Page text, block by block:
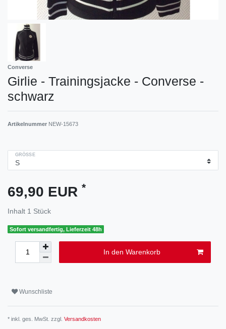
Converse
Girlie - Trainingsjacke - Converse -
schwarz
Artikelnummer NEW-15673
GRÖSSE
69,90 EUR *
Inhalt 1 Stück
Sofort versandfertig, Lieferzeit 48h
In den Warenkorb
Wunschliste
* inkl. ges. MwSt. zzgl. Versandkosten